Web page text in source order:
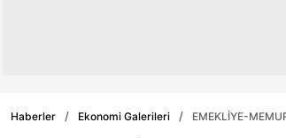
Haberler Ekonomi Galerileri EMEKLİYE-